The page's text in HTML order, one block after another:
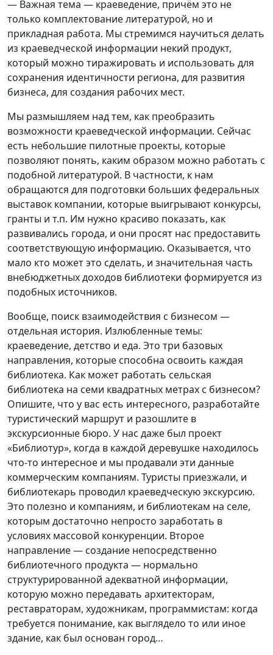
— Важная тема — краеведение, причём это не
только комплектование литературой, но и
прикладная работа. Мы стремимся научиться делать
из краеведческой информации некий продукт,
который можно тиражировать и использовать для
сохранения идентичности региона, для развития
бизнеса, для создания рабочих мест.
Мы размышляем над тем, как преобразить
возможности краеведческой информации. Сейчас
есть небольшие пилотные проекты, которые
позволяют понять, каким образом можно работать с
подобной литературой. В частности, к нам
обращаются для подготовки больших федеральных
выставок компании, которые выигрывают конкурсы,
гранты и т.п. Им нужно красиво показать, как
развивались города, и они просят нас предоставить
соответствующую информацию. Оказывается, что
мало кто может это сделать, и значительная часть
внебюджетных доходов библиотеки формируется из
подобных источников.
Вообще, поиск взаимодействия с бизнесом —
отдельная история. Излюбленные темы:
краеведение, детство и еда. Это три базовых
направления, которые способна освоить каждая
библиотека. Как может работать сельская
библиотека на семи квадратных метрах с бизнесом?
Опишите, что у вас есть интересного, разработайте
туристический маршрут и разошлите в
экскурсионные бюро. У нас даже был проект
«Библиотур», когда в каждой деревушке находилось
что-то интересное и мы продавали эти данные
коммерческим компаниям. Туристы приезжали, и
библиотекарь проводил краеведческую экскурсию.
Это полезно и компаниям, и библиотекам на селе,
которым достаточно непросто заработать в
условиях массовой конкуренции. Второе
направление — создание непосредственно
библиотечного продукта — нормально
структурированной адекватной информации,
которую можно передавать архитекторам,
реставраторам, художникам, программистам: когда
требуется понимание, как выглядело то или иное
здание, как был основан город…